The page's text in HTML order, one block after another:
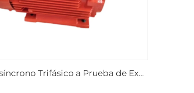
Motor Asíncrono Trifásico a Prueba de Explosión por Polvo de Alta Eficiencia y Baja Tensión, Serie YFB4